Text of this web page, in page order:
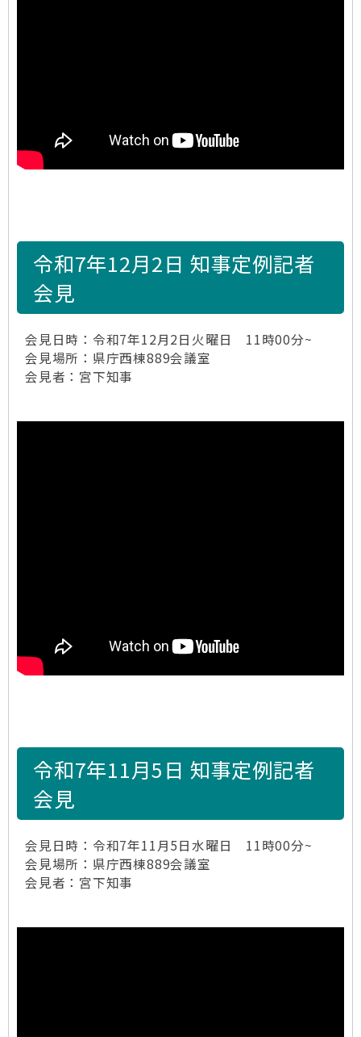
令和7年12月2日 知事定例記者
会見
会見日時：令和7年12月2日火曜日 11時00分~
会見場所：県庁西棟889会議室
会見者：宮下知事
令和7年11月5日 知事定例記者
会見
会見日時：令和7年11月5日水曜日 11時00分~
会見場所：県庁西棟889会議室
会見者：宮下知事